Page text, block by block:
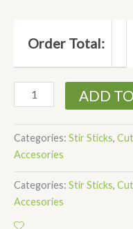
Order Total:
ADD
Categories: Stir Sticks,
Accesories
Categories: Stir Sticks,
Accesories